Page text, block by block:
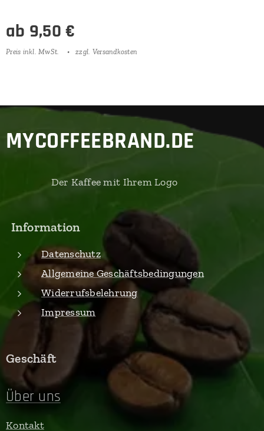
ab 9,50 €
Preis inkl. MwSt. zzgl. Versandkosten
MYCOFFEEBRAND.DE
Der Kaffee mit Ihrem Logo
Information
Datenschutz
Allgemeine Geschäftsbedingungen
Widerrufsbelehrung
Impressum
Geschäft
Über uns
Kontakt